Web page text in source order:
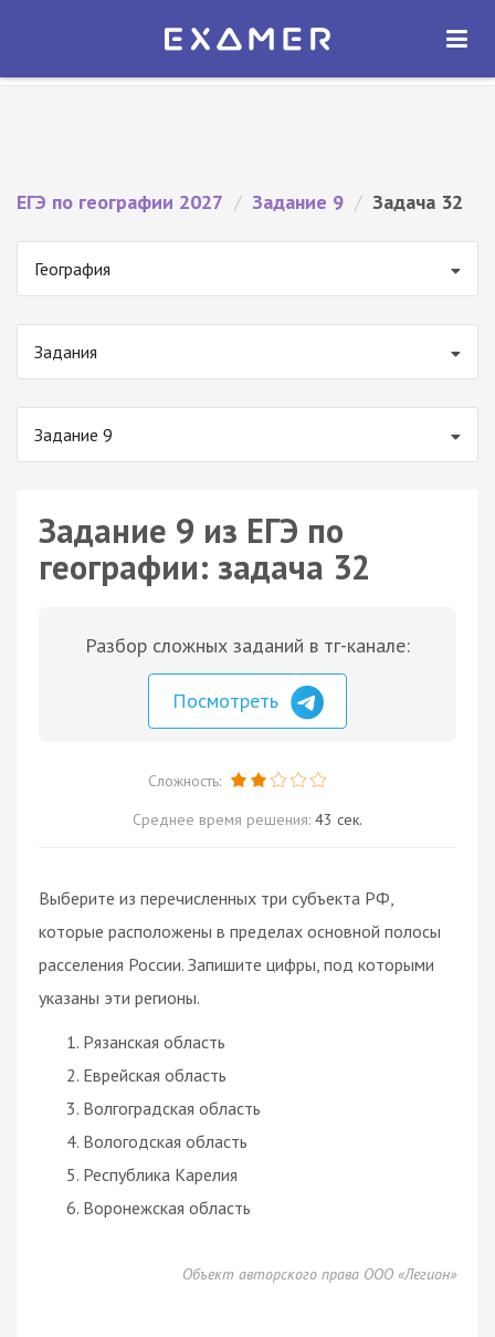
Экзамер — ЕГЭ 2027
ОТКРЫТЬ
ЕГЭ по географии 2027 / Задание 9 / Задача 32
География
Задания
Задание 9
Задание 9 из ЕГЭ по
географии: задача 32
Разбор сложных заданий в тг-канале:
Посмотреть
Сложность:
Среднее время решения: 43 сек.
Выберите из перечисленных три субъекта РФ,
которые расположены в пределах основной полосы
расселения России. Запишите цифры, под которыми
указаны эти регионы.
Рязанская область
Еврейская область
Волгоградская область
Вологодская область
Республика Карелия
Воронежская область
Объект авторского права ООО «Легион»